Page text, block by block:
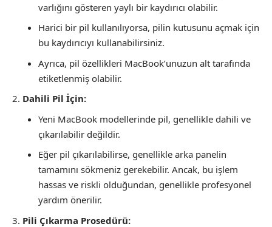
varlığını gösteren yaylı bir kaydırıcı olabilir.
Harici bir pil kullanılıyorsa, pilin kutusunu açmak için
bu kaydırıcıyı kullanabilirsiniz.
Ayrıca, pil özellikleri MacBook’unuzun alt tarafında
etiketlenmiş olabilir.
Dahili Pil İçin:
Yeni MacBook modellerinde pil, genellikle dahili ve
çıkarılabilir değildir.
Eğer pil çıkarılabilirse, genellikle arka panelin
tamamını sökmeniz gerekebilir. Ancak, bu işlem
hassas ve riskli olduğundan, genellikle profesyonel
yardım önerilir.
Pili Çıkarma Prosedürü: